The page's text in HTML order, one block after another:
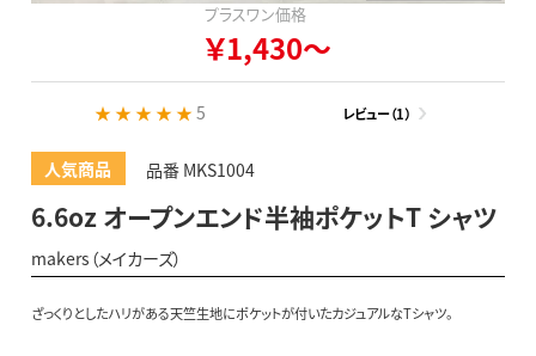
プラスワン価格
￥1,430～
★ ★ ★ ★ ★5 レビュー（1）
人気商品 品番 MKS1004
6.6oz オープンエンド半袖ポケットT シャツ
makers（メイカーズ）
ざっくりとしたハリがある天竺生地にポケットが付いたカジュアルなTシャツ。